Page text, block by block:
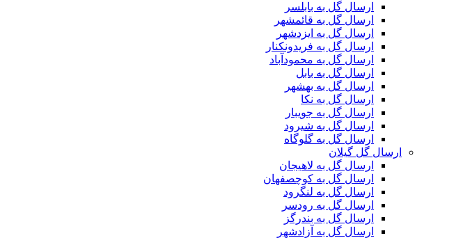
ارسال گل به بابلسر
ارسال گل به قائمشهر
ارسال گل به ایزدشهر
ارسال گل به فریدونکنار
ارسال گل به محمودآباد
ارسال گل به بابل
ارسال گل به بهشهر
ارسال گل به نکا
ارسال گل به جویبار
ارسال گل به شیرود
ارسال گل به گلوگاه
ارسال گل گیلان
ارسال گل به لاهیجان
ارسال گل به کوچصفهان
ارسال گل به لنگرود
ارسال گل به رودسر
ارسال گل به بندرگز
ارسال گل به آزادشهر